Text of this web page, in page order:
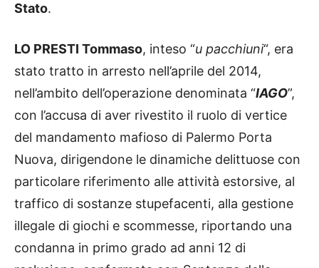
Stato.
LO PRESTI Tommaso, inteso “u pacchiuni“, era
stato tratto in arresto nell’aprile del 2014,
nell’ambito dell’operazione denominata “IAGO”,
con l’accusa di aver rivestito il ruolo di vertice
del mandamento mafioso di Palermo Porta
Nuova, dirigendone le dinamiche delittuose con
particolare riferimento alle attività estorsive, al
traffico di sostanze stupefacenti, alla gestione
illegale di giochi e scommesse, riportando una
condanna in primo grado ad anni 12 di